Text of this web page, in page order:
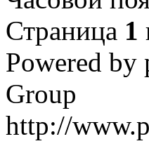
Страница 1
Powered
Group
http://